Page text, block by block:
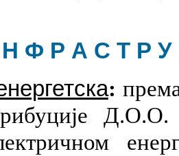
Ф Р А С Т Р У
: